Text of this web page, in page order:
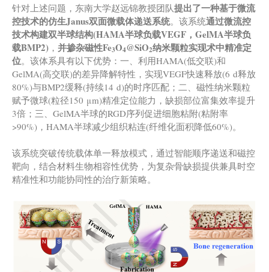
针对上述问题，东南大学赵远锦教授团队提出了一种基于微流
控技术的仿生Janus双面微载体递送系统。该系统通过微流控
技术构建双半球结构(HAMA半球负载VEGF，GelMA半球负
载BMP2) ， 并掺杂磁性Fe3O4@SiO2纳米颗粒实现术中精准定
位。该体系具有以下优势：一、利用HAMA(低交联)和
GelMA(高交联)的差异降解特性，实现VEGF快速释放(6 d释放
80%)与BMP2缓释(持续14 d)的时序匹配；二、磁性纳米颗粒
赋予微球(粒径150 μm)精准定位能力，缺损部位富集效率提升
3倍；三、GelMA半球的RGD序列促进细胞粘附(粘附率
>90%)，HAMA半球减少组织粘连(纤维化面积降低60%)。
该系统突破传统载体单一释放模式，通过智能顺序递送和磁控
靶向，结合材料生物相容性优势，为复杂骨缺损提供兼具时空
精准性和功能协同性的治疗新策略。